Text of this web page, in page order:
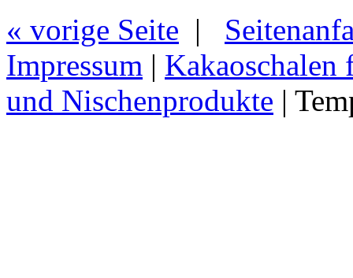
« vorige Seite |
Impressum | Kakaoschalen
und Nischenprodukte |